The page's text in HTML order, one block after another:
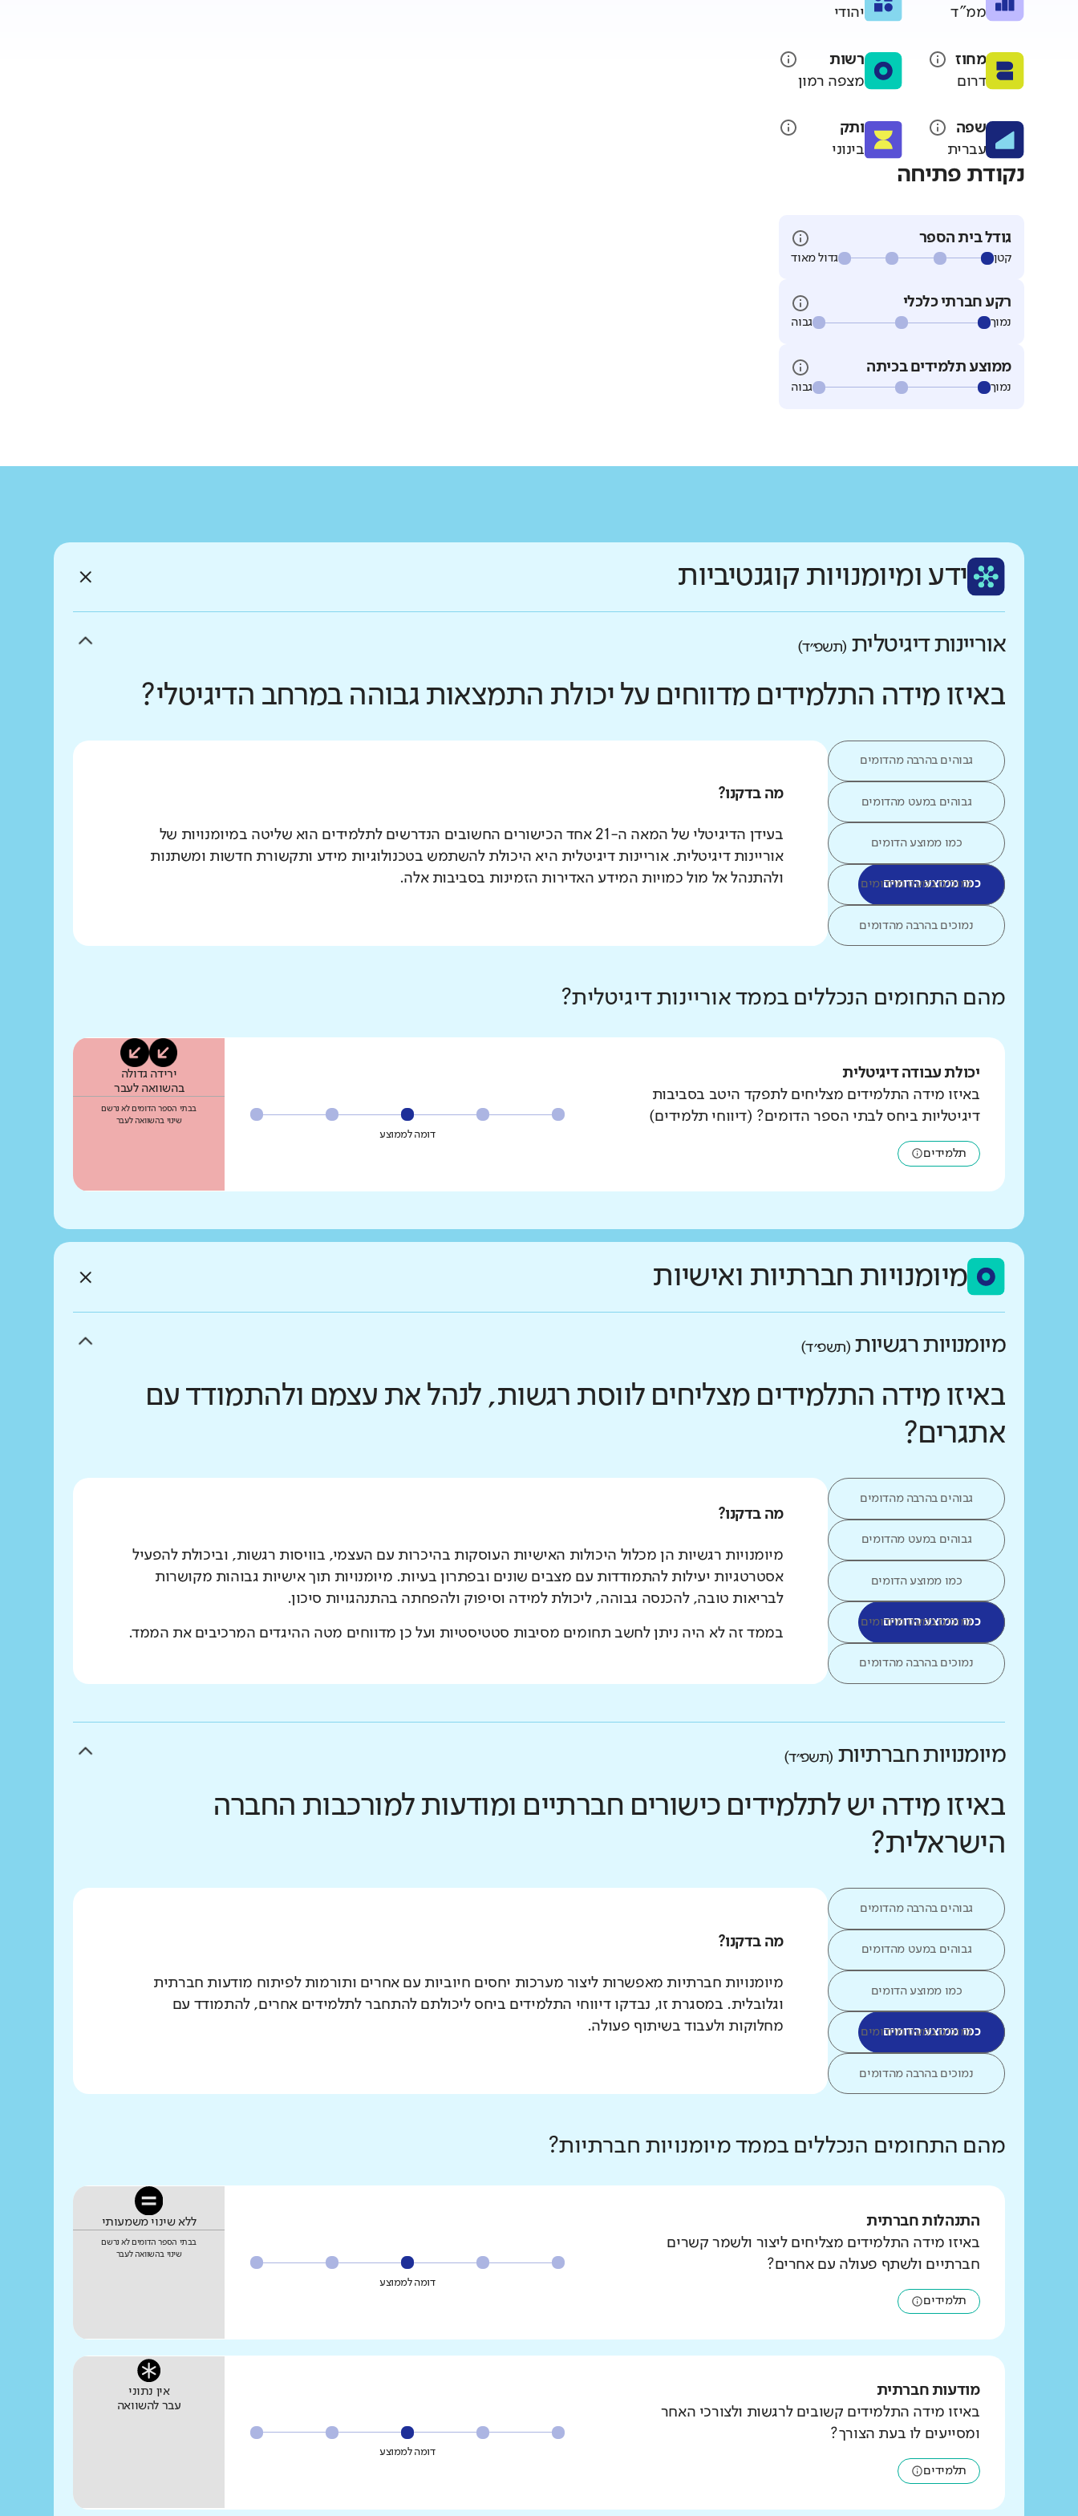
ממ"ד יהודי
מחוז
דרום
רשות
מצפה רמון
שפה
עברית
ותק
בינוני
נקודת פתיחה
גודל בית הספר
גדול מאוד קטן
רקע חברתי כלכלי
גבוה נמוך
ממוצע תלמידים בכיתה
גבוה נמוך
ידע ומיומנויות קוגנטיביות
אוריינות דיגיטלית (תשפ״ד)
באיזו מידה התלמידים מדווחים על יכולת התמצאות גבוהה במרחב הדיגיטלי?
גבוהים בהרבה מהדומים
גבוהים במעט מהדומים
כמו ממוצע הדומים
כמו ממוצע הדומים
נמוכים במעט מהדומים
נמוכים בהרבה מהדומים
מה בדקנו?
בעידן הדיגיטלי של המאה ה-21 אחד הכישורים החשובים הנדרשים לתלמידים הוא שליטה במיומנויות של
אוריינות דיגיטלית. אוריינות דיגיטלית היא היכולת להשתמש בטכנולוגיות מידע ותקשורת חדשות ומשתנות
ולהתנהל אל מול כמויות המידע האדירות הזמינות בסביבות אלה.
מהם התחומים הנכללים בממד אוריינות דיגיטלית?
יכולת עבודה דיגיטלית
באיזו מידה התלמידים מצליחים לתפקד היטב בסביבות
דיגיטליות ביחס לבתי הספר הדומים? (דיווחי תלמידים)
תלמידים
דומה לממוצע
ירידה גדולה
בהשוואה לעבר
בבתי הספר הדומים לא נרשם
שינוי בהשוואה לעבר
מיומנויות חברתיות ואישיות
מיומנויות רגשיות(תשפ״ד)
באיזו מידה התלמידים מצליחים לווסת רגשות, לנהל את עצמם ולהתמודד עם
אתגרים?
גבוהים בהרבה מהדומים
גבוהים במעט מהדומים
כמו ממוצע הדומים
כמו ממוצע הדומים
נמוכים במעט מהדומים
נמוכים בהרבה מהדומים
מה בדקנו?
מיומנויות רגשיות הן מכלול היכולות האישיות העוסקות בהיכרות עם העצמי, בוויסות רגשות, וביכולת להפעיל
אסטרטגיות יעילות להתמודדות עם מצבים שונים ובפתרון בעיות. מיומנויות תוך אישיות גבוהות מקושרות
לבריאות טובה, להכנסה גבוהה, ליכולת למידה וסיפוק ולהפחתה בהתנהגויות סיכון.
בממד זה לא היה ניתן לחשב תחומים מסיבות סטטיסטיות ועל כן מדווחים מטה ההיגדים המרכיבים את הממד.
מיומנויות חברתיות (תשפ״ד)
באיזו מידה יש לתלמידים כישורים חברתיים ומודעות למורכבות החברה
הישראלית?
גבוהים בהרבה מהדומים
גבוהים במעט מהדומים
כמו ממוצע הדומים
כמו ממוצע הדומים
נמוכים במעט מהדומים
נמוכים בהרבה מהדומים
מה בדקנו?
מיומנויות חברתיות מאפשרות ליצור מערכות יחסים חיוביות עם אחרים ותורמות לפיתוח מודעות חברתית
וגלובלית. במסגרת זו, נבדקו דיווחי התלמידים ביחס ליכולתם להתחבר לתלמידים אחרים, להתמודד עם
מחלוקות ולעבוד בשיתוף פעולה.
מהם התחומים הנכללים בממד מיומנויות חברתיות?
התנהלות חברתית
באיזו מידה התלמידים מצליחים ליצור ולשמר קשרים
חברתיים ולשתף פעולה עם אחרים?
תלמידים
דומה לממוצע
ללא שינוי משמעותי
בבתי הספר הדומים לא נרשם
שינוי בהשוואה לעבר
מודעות חברתית
באיזו מידה התלמידים קשובים לרגשות ולצורכי האחר
ומסייעים לו בעת הצורך?
תלמידים
דומה לממוצע
אין נתוני
עבר להשוואה